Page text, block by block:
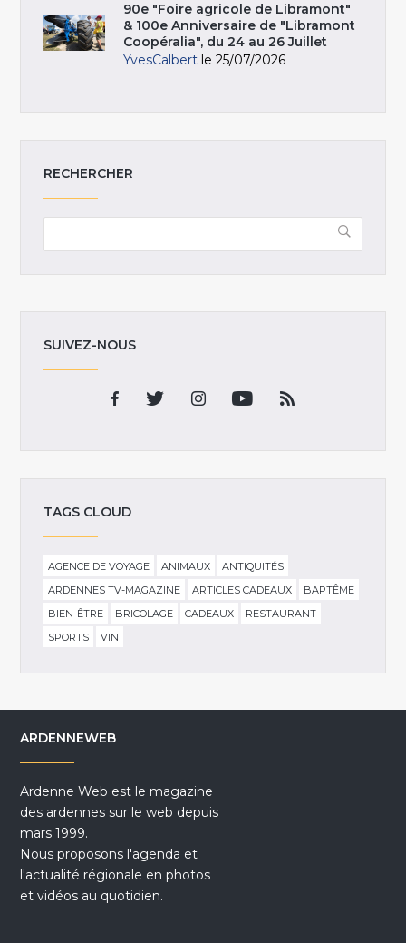
90e "Foire agricole de Libramont"
& 100e Anniversaire de "Libramont
Coopéralia", du 24 au 26 Juillet
YvesCalbert le 25/07/2026
RECHERCHER
SUIVEZ-NOUS
TAGS CLOUD
AGENCE DE VOYAGE ANIMAUX
ANTIQUITÉS
ARDENNES TV-MAGAZINE
ARTICLES CADEAUX
BAPTÊME
BIEN-ÊTRE
BRICOLAGE CADEAUX
RESTAURANT
SPORTS
VIN
ARDENNEWEB
Ardenne Web est le magazine
des ardennes sur le web depuis
mars 1999.
Nous proposons l'agenda et
l'actualité régionale en photos
et vidéos au quotidien.